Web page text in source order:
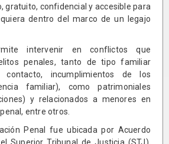
gratuito, confidencial y accesible para
dentro del marco de un legajo
intervenir en conflictos que
penales, tanto de tipo familiar
contacto, incumplimientos de los
familiar), como patrimoniales
y relacionados a menores en
entre otros.
Penal fue ubicada por Acuerdo
Superior Tribunal de Justicia (STJ),